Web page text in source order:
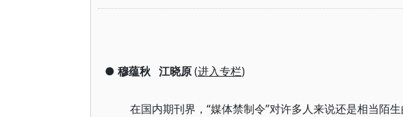
● 穆蕴秋 江晓原(进入专栏)
在国内期刊界，“媒体禁制令”对许多人来说还是相当陌